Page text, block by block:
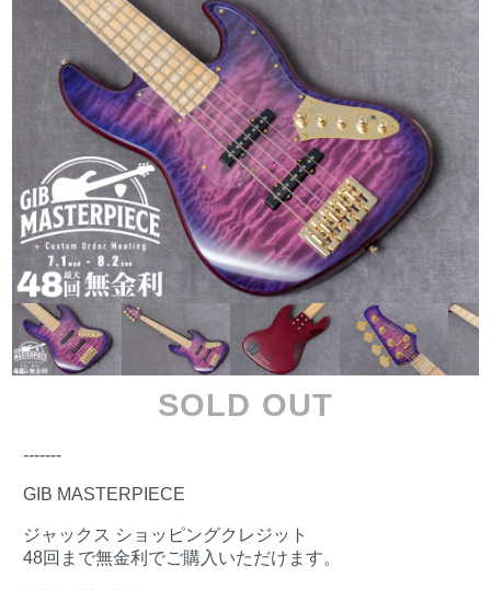
SOLD OUT
-------
GIB MASTERPIECE
ジャックス ショッピングクレジット
48回まで無金利でご購入いただけます。